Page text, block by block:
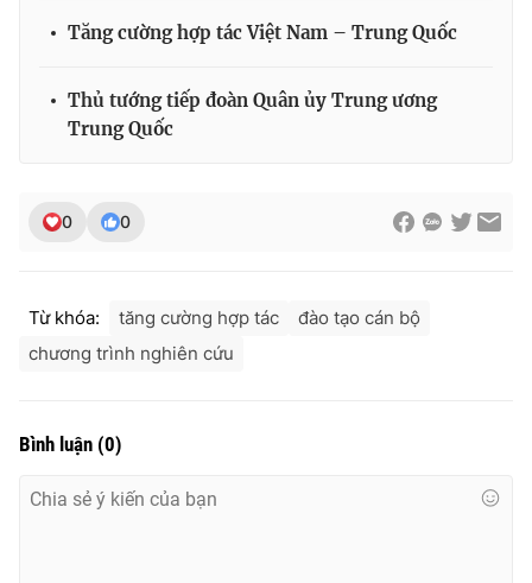
Cơ quan chủ quản:Đài Truyền hình Việt Nam
Giấy phép hoạt động báo in và báo điện tử số 483/GP-BTTTT
cấp ngày 29/12/2023
Tổng Biên tập: Vũ Thanh Thủy
Tăng cường hợp tác Việt Nam – Trung Quốc
Thủ tướng tiếp đoàn Quân ủy Trung ương
Trung Quốc
0 0
Từ khóa: tăng cường hợp tác
đào tạo cán bộ
chương trình nghiên cứu
Bình luận (0)